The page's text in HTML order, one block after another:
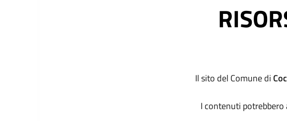
Il sito del Comune di
I contenuti